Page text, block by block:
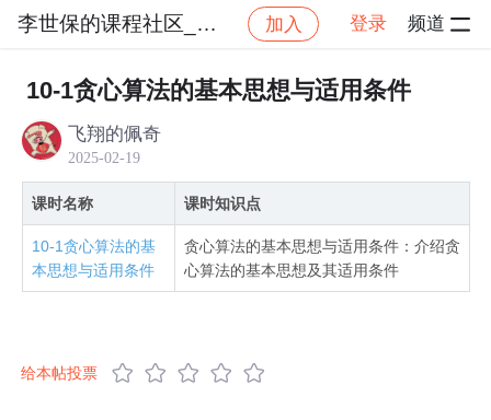
李世保的课程社区_NO_1 加入 登录 频道
社区 李世保的课程社区_NO_1 算法与数据结构精
10-1贪心算法的基本思想与适用条件
飞翔的佩奇
2025-02-19
课时名称 课时知识点
10-1贪心算法的基
本思想与适用条件
贪心算法的基本思想与适用条件：介绍贪
心算法的基本思想及其适用条件
给本帖投票